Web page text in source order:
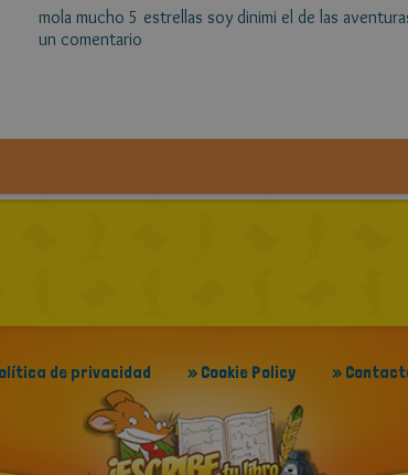
mola mucho 5 estrellas soy dinimi el de las
un comentario
de privacidad » Cookie Policy »